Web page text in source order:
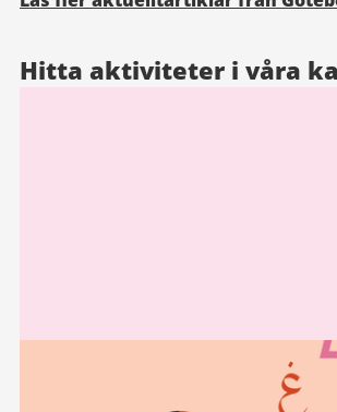
Hitta aktiviteter i våra